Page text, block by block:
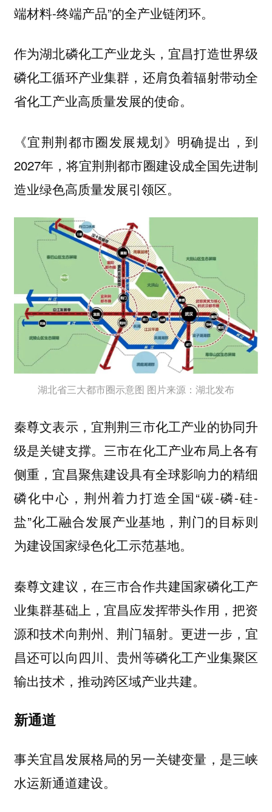
端材料-终端产品”的全产业链闭环。
作为湖北磷化工产业龙头，宜昌打造世界级
磷化工循环产业集群，还肩负着辐射带动全
省化工产业高质量发展的使命。
《宜荆荆都市圈发展规划》明确提出，到
2027年，将宜荆荆都市圈建设成全国先进制
造业绿色高质量发展引领区。
湖北省三大都市圈示意图 图片来源：湖北发布
秦尊文表示，宜荆荆三市化工产业的协同升
级是关键支撑。三市在化工产业布局上各有
侧重，宜昌聚焦建设具有全球影响力的精细
磷化中心，荆州着力打造全国“碳-磷-硅-
盐”化工融合发展产业基地，荆门的目标则
为建设国家绿色化工示范基地。
秦尊文建议，在三市合作共建国家磷化工产
业集群基础上，宜昌应发挥带头作用，把资
源和技术向荆州、荆门辐射。更进一步，宜
昌还可以向四川、贵州等磷化工产业集聚区
输出技术，推动跨区域产业共建。
新通道
事关宜昌发展格局的另一关键变量，是三峡
水运新通道建设。